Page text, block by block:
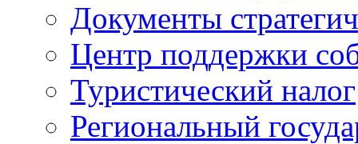
Документы
Центр поддержки
Туристический налог
Региональный